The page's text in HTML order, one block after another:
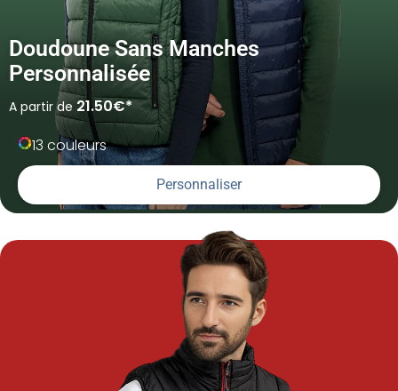
Doudoune Sans Manches
Personnalisée
A partir de 21.50€*
13 couleurs
Personnaliser